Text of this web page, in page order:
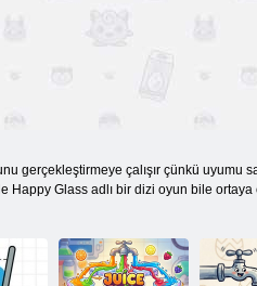
gerçekleştirmeye çalışır çünkü
Glass adlı bir dizi oyun bile ortaya